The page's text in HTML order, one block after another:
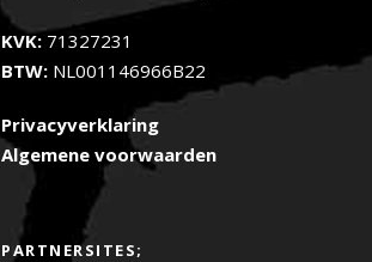
KVK: 71327231
BTW: NL001146966B22
Privacyverklaring
Algemene voorwaarden
PARTNERSITES;